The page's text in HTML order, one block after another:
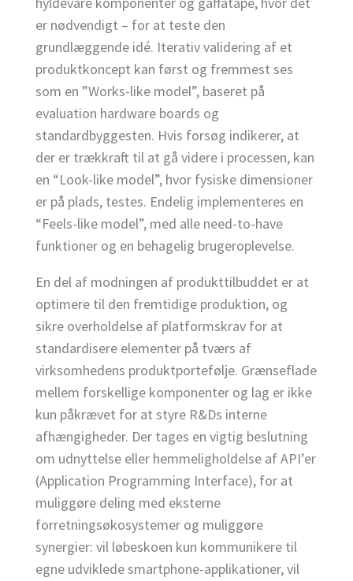
er nødvendigt – for at teste den
grundlæggende idé. Iterativ validering af et
produktkoncept kan først og fremmest ses
som en ”Works-like model”, baseret på
evaluation hardware boards og
standardbyggesten. Hvis forsøg indikerer, at
der er trækkraft til at gå videre i processen, kan
en “Look-like model”, hvor fysiske dimensioner
er på plads, testes. Endelig implementeres en
“Feels-like model”, med alle need-to-have
funktioner og en behagelig brugeroplevelse.
En del af modningen af produkttilbuddet er at
optimere til den fremtidige produktion, og
sikre overholdelse af platformskrav for at
standardisere elementer på tværs af
virksomhedens produktportefølje. Grænseflade
mellem forskellige komponenter og lag er ikke
kun påkrævet for at styre R&Ds interne
afhængigheder. Der tages en vigtig beslutning
om udnyttelse eller hemmeligholdelse af API’er
(Application Programming Interface), for at
muliggøre deling med eksterne
forretningsøkosystemer og muliggøre
synergier: vil løbeskoen kun kommunikere til
egne udviklede smartphone-applikationer, vil